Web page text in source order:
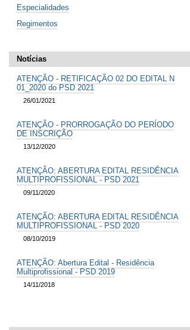
Especialidades
Regimentos
Notícias
ATENÇÃO - RETIFICAÇÃO 02 DO EDITAL N
01_2020 do PSD 2021
26/01/2021
ATENÇÃO - PRORROGAÇÃO DO PERÍODO
DE INSCRIÇÃO
13/12/2020
ATENÇÃO: ABERTURA EDITAL RESIDÊNCIA
MULTIPROFISSIONAL - PSD 2021
09/11/2020
ATENÇÃO: ABERTURA EDITAL RESIDÊNCIA
MULTIPROFISSIONAL - PSD 2020
08/10/2019
ATENÇÃO: Abertura Edital - Residência
Multiprofissional - PSD 2019
14/11/2018